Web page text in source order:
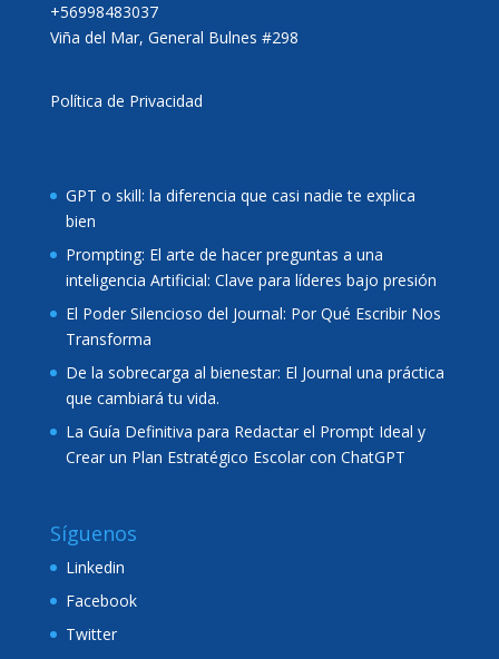
+56998483037
Viña del Mar, General Bulnes #298
Política de Privacidad
GPT o skill: la diferencia que casi nadie te explica
bien
Prompting: El arte de hacer preguntas a una
inteligencia Artificial: Clave para líderes bajo presión
El Poder Silencioso del Journal: Por Qué Escribir Nos
Transforma
De la sobrecarga al bienestar: El Journal una práctica
que cambiará tu vida.
La Guía Definitiva para Redactar el Prompt Ideal y
Crear un Plan Estratégico Escolar con ChatGPT
Síguenos
Linkedin
Facebook
Twitter